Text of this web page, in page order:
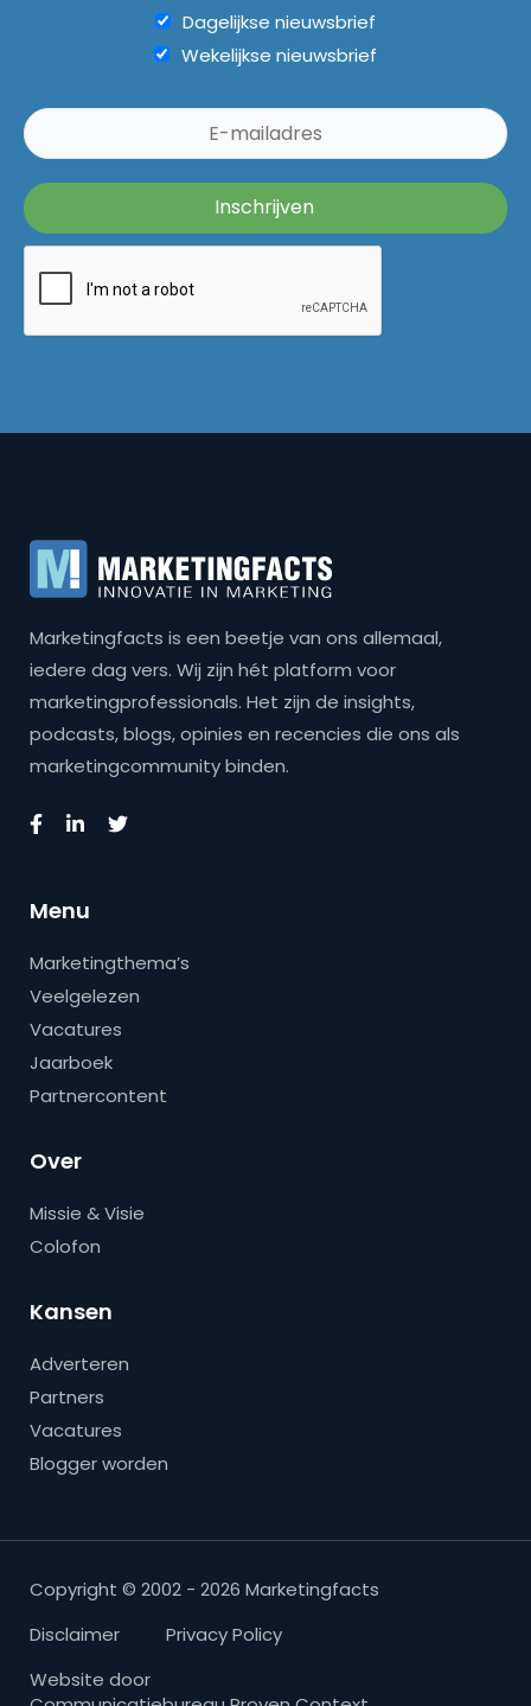
Dagelijkse nieuwsbrief
Wekelijkse nieuwsbrief
Marketingfacts is een beetje van ons allemaal,
iedere dag vers. Wij zijn hét platform voor
marketingprofessionals. Het zijn de insights,
podcasts, blogs, opinies en recencies die ons als
marketingcommunity binden.
Menu
Marketingthema’s
Veelgelezen
Vacatures
Jaarboek
Partnercontent
Over
Missie & Visie
Colofon
Kansen
Adverteren
Partners
Vacatures
Blogger worden
Copyright © 2002 - 2026 Marketingfacts
Disclaimer
Privacy Policy
Website door